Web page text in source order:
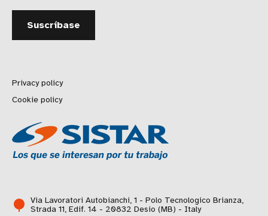
Privacy policy
Cookie policy
Via Lavoratori Autobianchi, 1 - Polo Tecnologico Brianza,
Strada 11, Edif. 14 - 20832 Desio (MB) - Italy